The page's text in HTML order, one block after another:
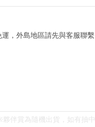
，外島地區請先與客服聯繫
伴賞為隨機出貨，如有抽中